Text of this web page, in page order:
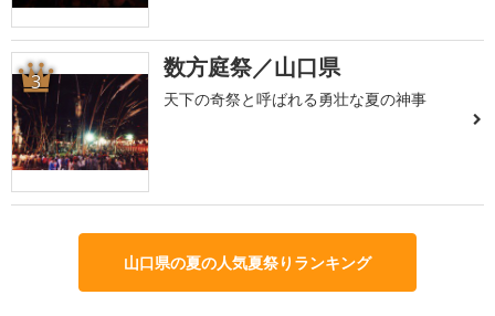
3 数方庭祭／山口県
天下の奇祭と呼ばれる勇壮な夏の神事
山口県の夏の人気夏祭りランキング